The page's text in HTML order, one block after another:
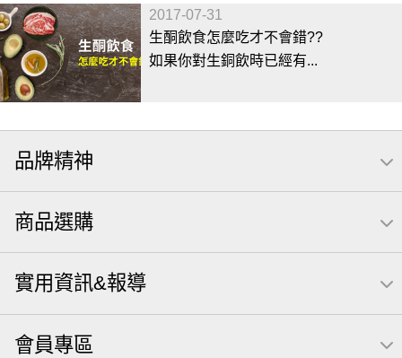
2017-07-31
生酮飲食怎麼吃才不會錯??
如果你對生銅飲時已經有...
品牌精神
商品選購
實用資訊&報導
會員專區